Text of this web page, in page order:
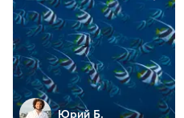
Юрий Б.